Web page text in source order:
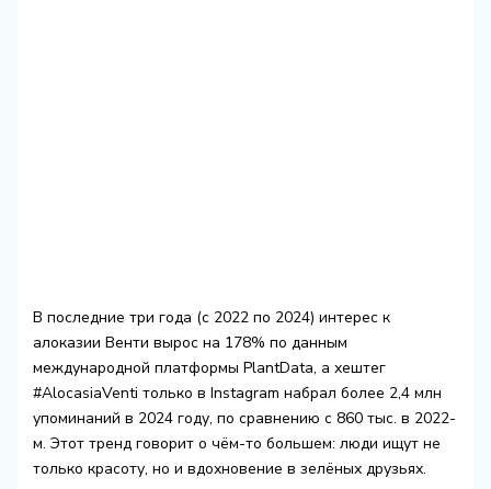
В последние три года (с 2022 по 2024) интерес к
алоказии Венти вырос на 178% по данным
международной платформы PlantData, а хештег
#AlocasiaVenti только в Instagram набрал более 2,4 млн
упоминаний в 2024 году, по сравнению с 860 тыс. в 2022-
м. Этот тренд говорит о чём-то большем: люди ищут не
только красоту, но и вдохновение в зелёных друзьях.